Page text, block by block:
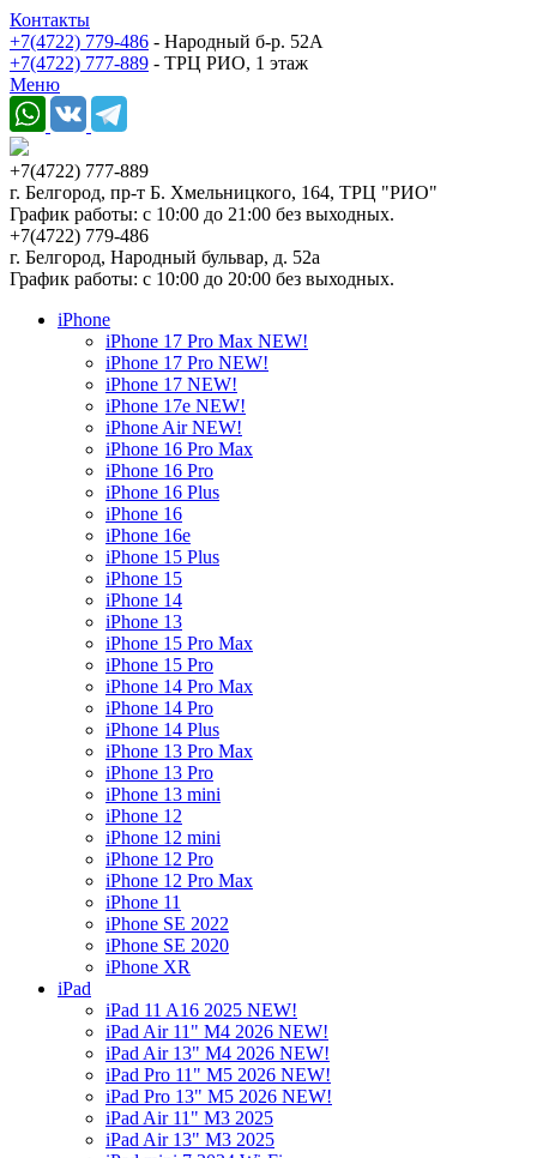
Контакты
+7(4722) 779-486 - Народный б-р. 52А
+7(4722) 777-889 - ТРЦ РИО, 1 этаж
Меню
+7(4722) 777-889
г. Белгород, пр-т Б. Хмельницкого, 164, ТРЦ "РИО"
График работы: с 10:00 до 21:00 без выходных.
+7(4722) 779-486
г. Белгород, Народный бульвар, д. 52а
График работы: с 10:00 до 20:00 без выходных.
iPhone
iPhone 17 Pro Max NEW!
iPhone 17 Pro NEW!
iPhone 17 NEW!
iPhone 17e NEW!
iPhone Air NEW!
iPhone 16 Pro Max
iPhone 16 Pro
iPhone 16 Plus
iPhone 16
iPhone 16e
iPhone 15 Plus
iPhone 15
iPhone 14
iPhone 13
iPhone 15 Pro Max
iPhone 15 Pro
iPhone 14 Pro Max
iPhone 14 Pro
iPhone 14 Plus
iPhone 13 Pro Max
iPhone 13 Pro
iPhone 13 mini
iPhone 12
iPhone 12 mini
iPhone 12 Pro
iPhone 12 Pro Max
iPhone 11
iPhone SE 2022
iPhone SE 2020
iPhone XR
iPad
iPad 11 A16 2025 NEW!
iPad Air 11" M4 2026 NEW!
iPad Air 13" M4 2026 NEW!
iPad Pro 11" M5 2026 NEW!
iPad Pro 13" M5 2026 NEW!
iPad Air 11" M3 2025
iPad Air 13" M3 2025